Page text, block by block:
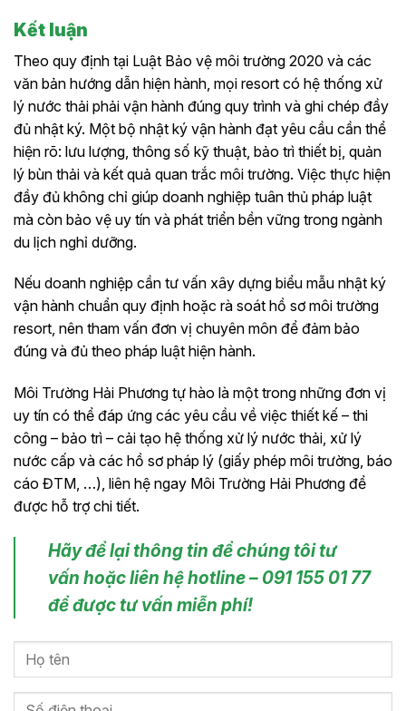
Kết luận
Theo quy định tại Luật Bảo vệ môi trường 2020 và các
văn bản hướng dẫn hiện hành, mọi resort có hệ thống xử
lý nước thải phải vận hành đúng quy trình và ghi chép đầy
đủ nhật ký. Một bộ nhật ký vận hành đạt yêu cầu cần thể
hiện rõ: lưu lượng, thông số kỹ thuật, bảo trì thiết bị, quản
lý bùn thải và kết quả quan trắc môi trường. Việc thực hiện
đầy đủ không chỉ giúp doanh nghiệp tuân thủ pháp luật
mà còn bảo vệ uy tín và phát triển bền vững trong ngành
du lịch nghỉ dưỡng.
Nếu doanh nghiệp cần tư vấn xây dựng biểu mẫu nhật ký
vận hành chuẩn quy định hoặc rà soát hồ sơ môi trường
resort, nên tham vấn đơn vị chuyên môn để đảm bảo
đúng và đủ theo pháp luật hiện hành.
Môi Trường Hải Phương tự hào là một trong những đơn vị
uy tín có thể đáp ứng các yêu cầu về việc thiết kế – thi
công – bảo trì – cải tạo hệ thống xử lý nước thải, xử lý
nước cấp và các hồ sơ pháp lý (giấy phép môi trường, báo
cáo ĐTM, …), liên hệ ngay Môi Trường Hải Phương để
được hỗ trợ chi tiết.
Hãy để lại thông tin để chúng tôi tư
vấn hoặc liên hệ hotline – 091 155 01 77
để được tư vấn miễn phí!